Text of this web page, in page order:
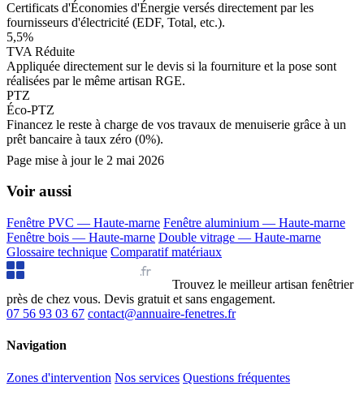
Certificats d'Économies d'Énergie versés directement par les
fournisseurs d'électricité (EDF, Total, etc.).
5,5%
TVA Réduite
Appliquée directement sur le devis si la fourniture et la pose sont
réalisées par le même artisan RGE.
PTZ
Éco-PTZ
Financez le reste à charge de vos travaux de menuiserie grâce à un
prêt bancaire à taux zéro (0%).
Page mise à jour le 2 mai 2026
Voir aussi
Fenêtre PVC — Haute-marne Fenêtre aluminium — Haute-marne
Fenêtre bois — Haute-marne Double vitrage — Haute-marne
Glossaire technique Comparatif matériaux
Annuaire Fenêtres.fr
Trouvez le meilleur artisan fenêtrier
près de chez vous. Devis gratuit et sans engagement.
07 56 93 03 67 contact@annuaire-fenetres.fr
Navigation
Zones d'intervention Nos services Questions fréquentes